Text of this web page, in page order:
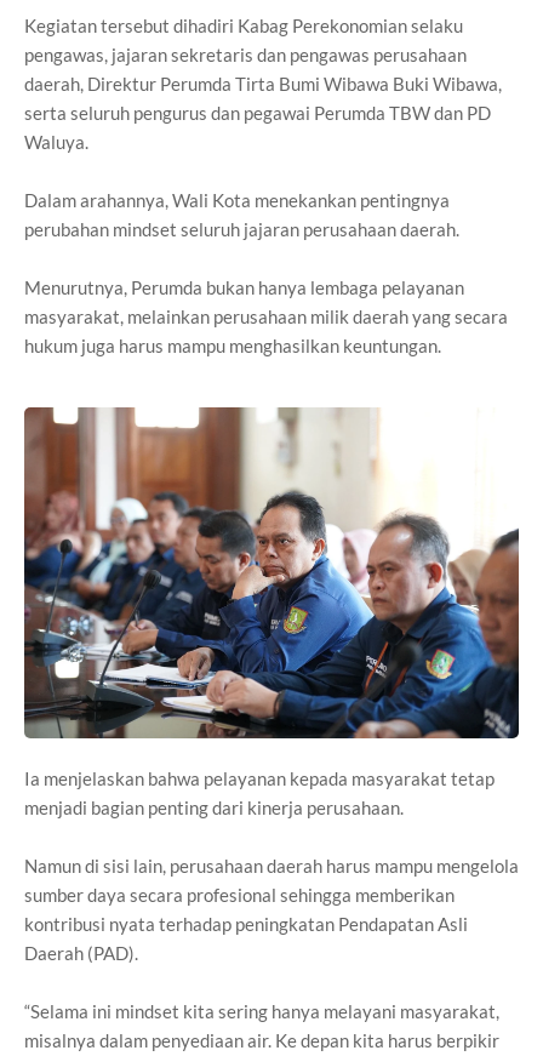
Kegiatan tersebut dihadiri Kabag Perekonomian selaku
pengawas, jajaran sekretaris dan pengawas perusahaan
daerah, Direktur Perumda Tirta Bumi Wibawa Buki Wibawa,
serta seluruh pengurus dan pegawai Perumda TBW dan PD
Waluya.
Dalam arahannya, Wali Kota menekankan pentingnya
perubahan mindset seluruh jajaran perusahaan daerah.
Menurutnya, Perumda bukan hanya lembaga pelayanan
masyarakat, melainkan perusahaan milik daerah yang secara
hukum juga harus mampu menghasilkan keuntungan.
Ia menjelaskan bahwa pelayanan kepada masyarakat tetap
menjadi bagian penting dari kinerja perusahaan.
Namun di sisi lain, perusahaan daerah harus mampu mengelola
sumber daya secara profesional sehingga memberikan
kontribusi nyata terhadap peningkatan Pendapatan Asli
Daerah (PAD).
“Selama ini mindset kita sering hanya melayani masyarakat,
misalnya dalam penyediaan air. Ke depan kita harus berpikir